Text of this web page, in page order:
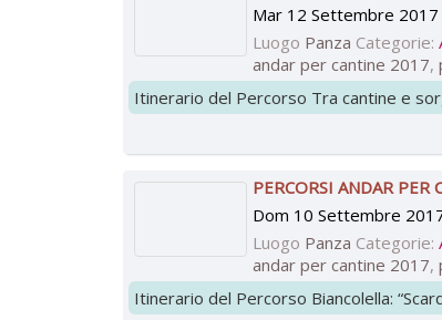
Mar 12 Settembre 2017
Luogo Panza Categorie:
andar per cantine 2017,
Itinerario del Percorso Tra cantine e
PERCORSI ANDAR PER
Dom 10 Settembre
Luogo Panza Categorie:
andar per cantine 2017,
Itinerario del Percorso Biancolella: